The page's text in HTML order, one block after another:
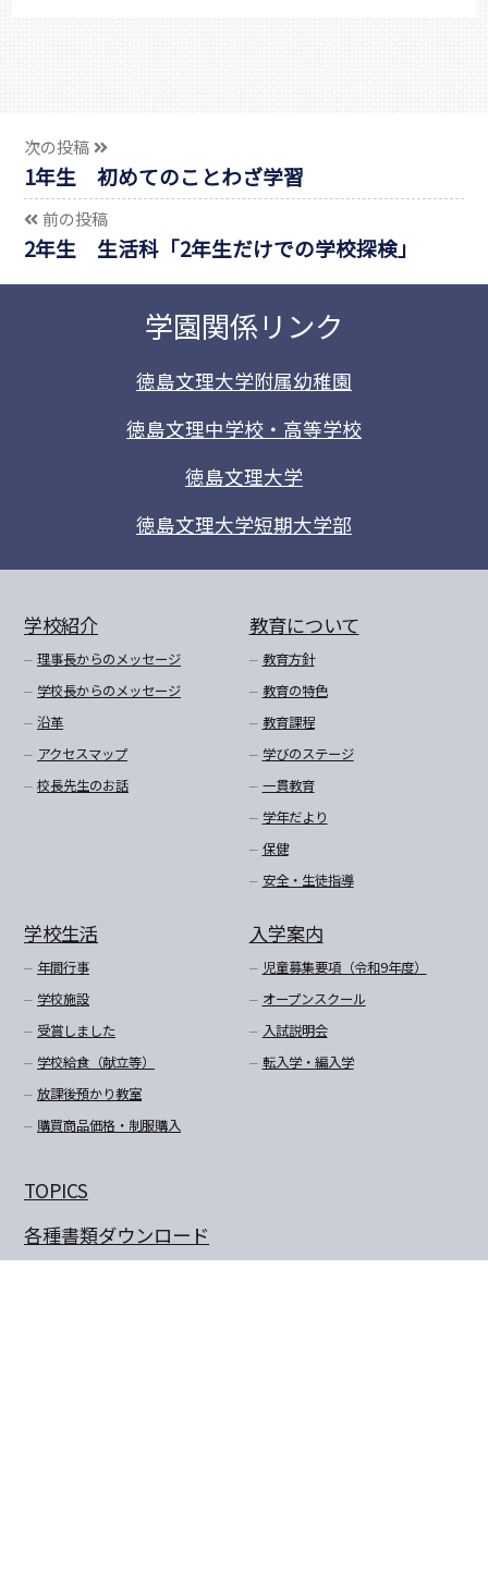
次の投稿
1年生 初めてのことわざ学習
前の投稿
2年生 生活科「2年生だけでの学校探検」
学園関係リンク
徳島文理大学附属幼稚園
徳島文理中学校・高等学校
徳島文理大学
徳島文理大学短期大学部
学校紹介
理事長からのメッセージ
学校長からのメッセージ
沿革
アクセスマップ
校長先生のお話
教育について
教育方針
教育の特色
教育課程
学びのステージ
一貫教育
学年だより
保健
安全・生徒指導
学校生活
年間行事
学校施設
受賞しました
学校給食（献立等）
放課後預かり教室
購買商品価格・制服購入
入学案内
児童募集要項（令和9年度）
オープンスクール
入試説明会
転入学・編入学
TOPICS
各種書類ダウンロード